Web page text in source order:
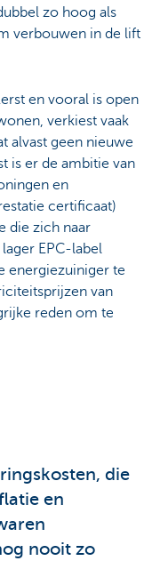
zo hoog als
verbouwen in de lift
en vooral is open
verkiest vaak
alvast geen nieuwe
is er de ambitie van
en
certificaat)
die zich naar
EPC-label
energiezuiniger te
van
reden om te
die
en
nooit zo